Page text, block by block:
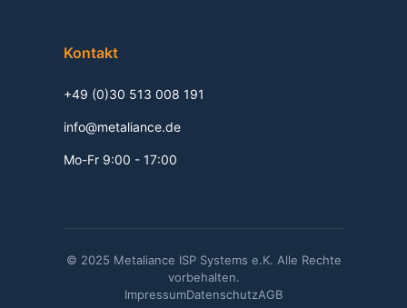
Kontakt
+49 (0)30 513 008 191
info@metaliance.de
Mo-Fr 9:00 - 17:00
© 2025 Metaliance ISP Systems e.K. Alle Rechte
vorbehalten.
ImpressumDatenschutzAGB